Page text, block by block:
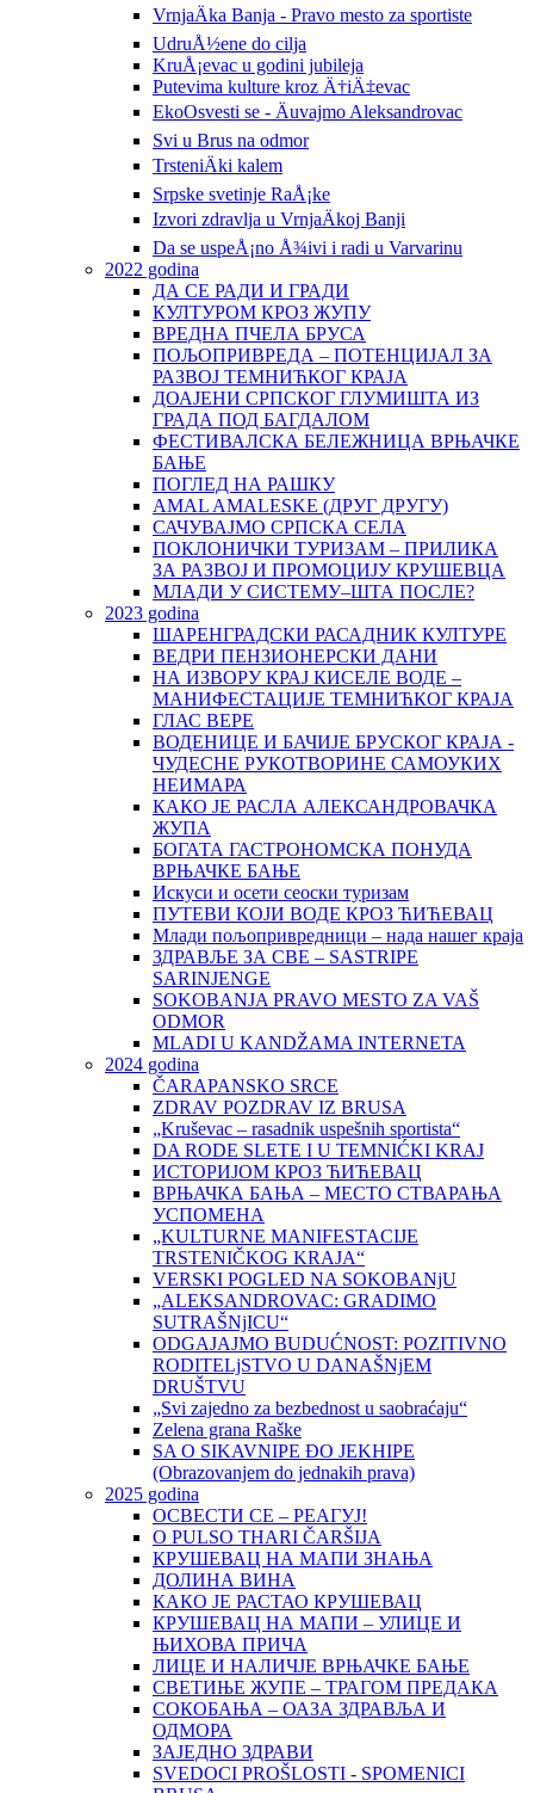
VrnjaÄka Banja - Pravo mesto za sportiste
UdruÅ½ene do cilja
KruÅ¡evac u godini jubileja
Putevima kulture kroz Ä†iÄ‡evac
EkoOsvesti se - Äuvajmo Aleksandrovac
Svi u Brus na odmor
TrsteniÄki kalem
Srpske svetinje RaÅ¡ke
Izvori zdravlja u VrnjaÄkoj Banji
Da se uspeÅ¡no Å¾ivi i radi u Varvarinu
2022 godina
ДА СЕ РАДИ И ГРАДИ
КУЛТУРОМ КРОЗ ЖУПУ
ВРЕДНА ПЧЕЛА БРУСА
ПОЉОПРИВРЕДА – ПОТЕНЦИЈАЛ ЗА
РАЗВОЈ ТЕМНИЋКОГ КРАЈА
ДОАЈЕНИ СРПСКОГ ГЛУМИШТА ИЗ
ГРАДА ПОД БАГДАЛОМ
ФЕСТИВАЛСКА БЕЛЕЖНИЦА ВРЊАЧКЕ
БАЊЕ
ПОГЛЕД НА РАШКУ
AMAL AMALESKE (ДРУГ ДРУГУ)
САЧУВАЈМО СРПСКА СЕЛА
ПОКЛОНИЧКИ ТУРИЗАМ – ПРИЛИКА
ЗА РАЗВОЈ И ПРОМОЦИЈУ КРУШЕВЦА
МЛАДИ У СИСТЕМУ–ШТА ПОСЛЕ?
2023 godina
ШАРЕНГРАДСКИ РАСАДНИК КУЛТУРЕ
ВЕДРИ ПЕНЗИОНЕРСКИ ДАНИ
НА ИЗВОРУ КРАЈ КИСЕЛЕ ВОДЕ –
МАНИФЕСТАЦИЈЕ ТЕМНИЋКОГ КРАЈА
ГЛАС ВЕРЕ
ВОДЕНИЦЕ И БАЧИЈЕ БРУСКОГ КРАЈА -
ЧУДЕСНЕ РУКОТВОРИНЕ САМОУКИХ
НЕИМАРА
КАКО ЈЕ РАСЛА АЛЕКСАНДРОВАЧКА
ЖУПА
БОГАТА ГАСТРОНОМСКА ПОНУДА
ВРЊАЧКЕ БАЊЕ
Искуси и осети сеоски туризам
ПУТЕВИ КОЈИ ВОДЕ КРОЗ ЋИЋЕВАЦ
Млади пољопривредници – нада нашег краја
ЗДРАВЉЕ ЗА СВЕ – SASTRIPE
SARINJENGE
SOKOBANJA PRAVO MESTO ZA VAŠ
ODMOR
MLADI U KANDŽAMA INTERNETA
2024 godina
ČARAPANSKO SRCE
ZDRAV POZDRAV IZ BRUSA
„Kruševac – rasadnik uspešnih sportista“
DA RODE SLETE I U TEMNIĆKI KRAJ
ИСТОРИЈОМ КРОЗ ЋИЋЕВАЦ
ВРЊАЧКА БАЊА – МЕСТО СТВАРАЊА
УСПОМЕНА
„KULTURNE MANIFESTACIJE
TRSTENIČKOG KRAJA“
VERSKI POGLED NA SOKOBANjU
„ALEKSANDROVAC: GRADIMO
SUTRAŠNjICU“
ODGAJAJMO BUDUĆNOST: POZITIVNO
RODITELjSTVO U DANAŠNjEM
DRUŠTVU
„Svi zajedno za bezbednost u saobraćaju“
Zelena grana Raške
SA O SIKAVNIPE ĐO JEKHIPE
(Obrazovanjem do jednakih prava)
2025 godina
ОСВЕСТИ СЕ – РЕАГУЈ!
O PULSO THARI ČARŠIJA
КРУШЕВАЦ НА МАПИ ЗНАЊА
ДОЛИНА ВИНА
КАКО ЈЕ РАСТАО КРУШЕВАЦ
КРУШЕВАЦ НА МАПИ – УЛИЦЕ И
ЊИХОВА ПРИЧА
ЛИЦЕ И НАЛИЧЈЕ ВРЊАЧКЕ БАЊЕ
СВЕТИЊЕ ЖУПЕ – ТРАГОМ ПРЕДАКА
СОКОБАЊА – ОАЗА ЗДРАВЉА И
ОДМОРА
ЗАЈЕДНО ЗДРАВИ
SVEDOCI PROŠLOSTI - SPOMENICI